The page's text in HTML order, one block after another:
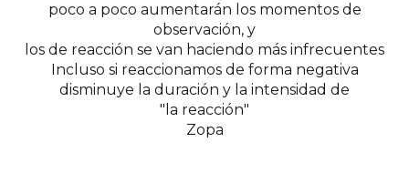
poco a poco aumentarán los momentos de
observación, y
los de reacción se van haciendo más infrecuentes
Incluso si reaccionamos de forma negativa
disminuye la duración y la intensidad de
"la reacción"
Zopa